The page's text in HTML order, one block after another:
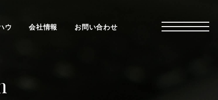
ウ 会社情報 お問い合わせ